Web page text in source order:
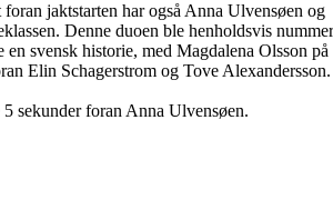
jaktstarten har også Anna Ulvensøen og
Denne duoen ble henholdsvis nummer
en svensk historie, med Magdalena Olsson på
Elin Schagerstrom og Tove Alexandersson.
5 sekunder foran Anna Ulvensøen.